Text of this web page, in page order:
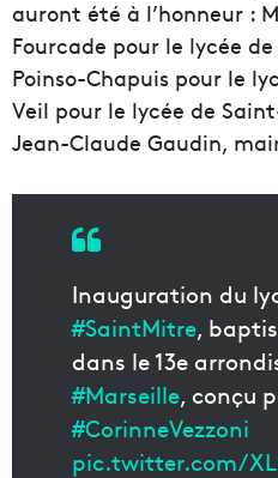
auront été à l’honneur :
Fourcade pour le lycée
Poinso-Chapuis pour le
Veil pour le lycée de
Jean-Claude Gaudin,
Inauguration du
#SaintMitre,
dans le 13e
#Marseille, conçu
#CorinneVezzoni
pic.twitter.com/